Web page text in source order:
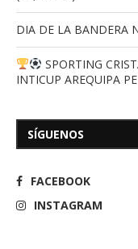
DIA DE LA BANDERA
SPORTING
INTICUP AREQUIPA
SÍGUENOS
FACEBOOK
INSTAGRAM